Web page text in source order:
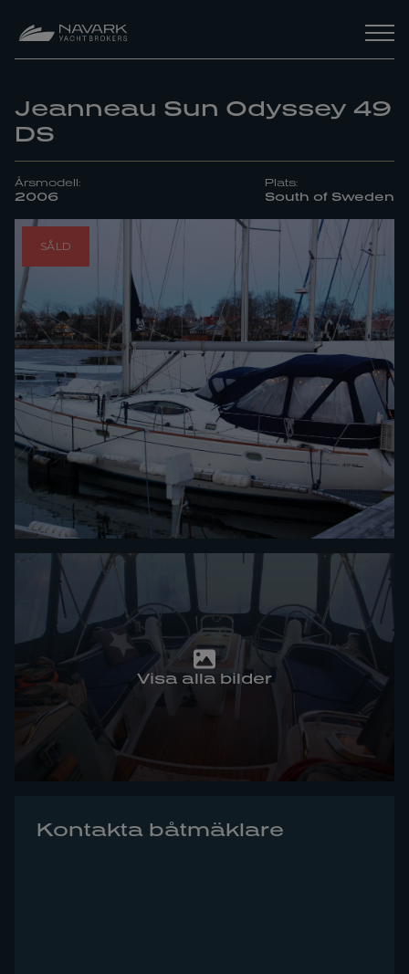
Jeanneau Sun Odyssey 49
DS
Årsmodell:
2006
Plats:
South of Sweden
SÅLD
Visa alla bilder
Kontakta båtmäklare